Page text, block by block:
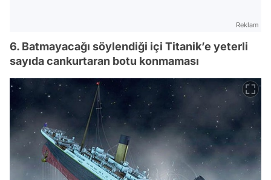
Reklam
6. Batmayacağı söylendiği içi Titanik’e yeterli
sayıda cankurtaran botu konmaması